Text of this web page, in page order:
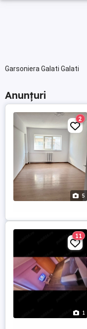
Garsoniera Galati Galati
Anunțuri
5
2
1
11